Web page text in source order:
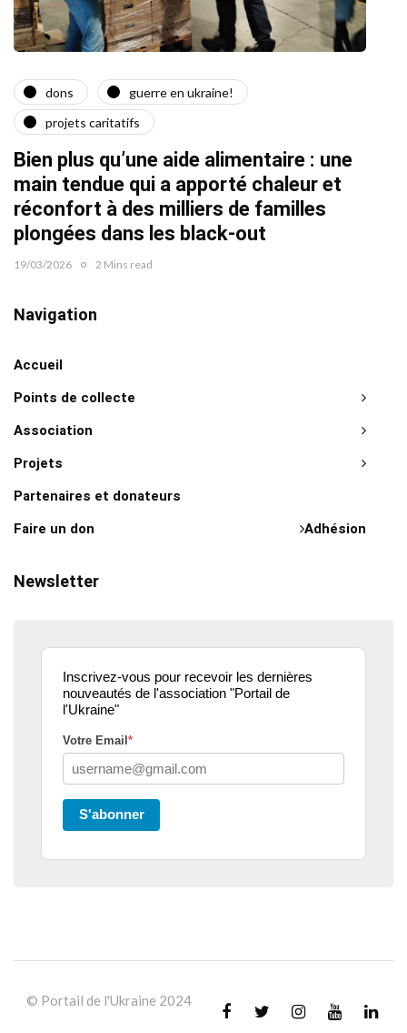
dons
guerre en ukraine!
projets caritatifs
Bien plus qu’une aide alimentaire : une
main tendue qui a apporté chaleur et
réconfort à des milliers de familles
plongées dans les black-out
19/03/2026 2 Mins read
Navigation
Accueil
Points de collecte
Association
Projets
Partenaires et donateurs
Adhésion
Faire un don
Newsletter
Inscrivez-vous pour recevoir les dernières
nouveautés de l'association "Portail de
l'Ukraine"
Votre Email *
S'abonner
© Portail de l'Ukraine 2024